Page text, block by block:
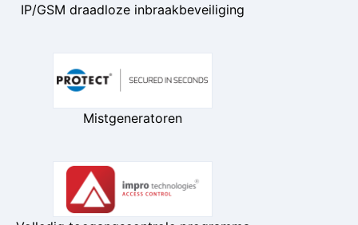
IP/GSM draadloze inbraakbeveiliging
Mistgeneratoren